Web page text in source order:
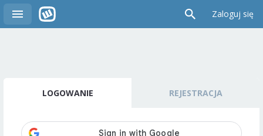
Zaloguj się
LOGOWANIE REJESTRACJA